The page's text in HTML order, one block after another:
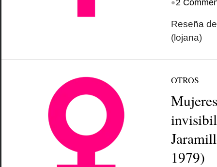
2
Reseña
(lojana)
OTROS
1979)